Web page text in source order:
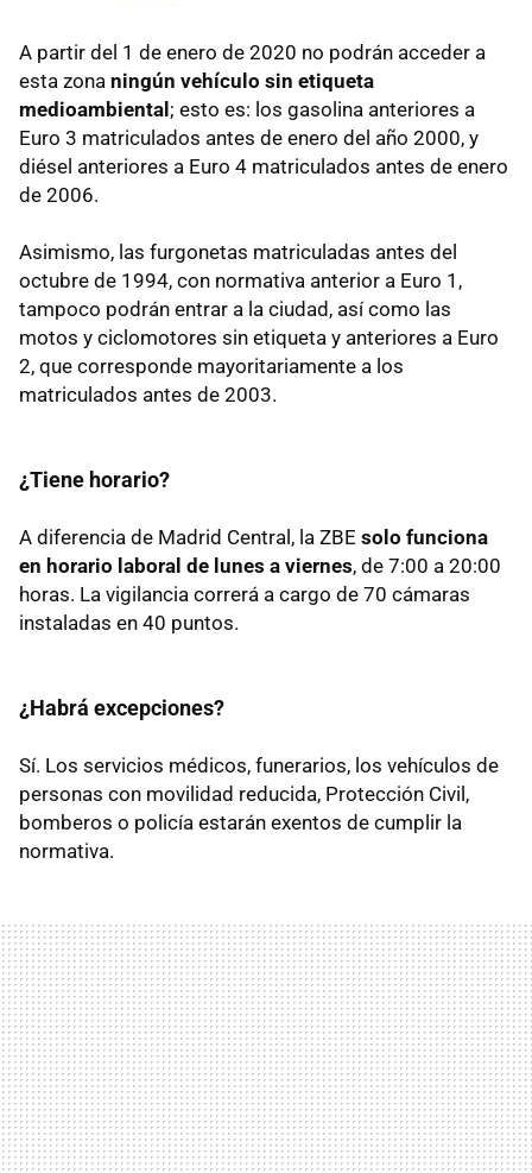
A partir del 1 de enero de 2020 no podrán acceder a
esta zona ningún vehículo sin etiqueta
medioambiental ; esto es: los gasolina anteriores a
Euro 3 matriculados antes de enero del año 2000, y
diésel anteriores a Euro 4 matriculados antes de enero
de 2006.
Asimismo, las furgonetas matriculadas antes del
octubre de 1994, con normativa anterior a Euro 1,
tampoco podrán entrar a la ciudad, así como las
motos y ciclomotores sin etiqueta y anteriores a Euro
2, que corresponde mayoritariamente a los
matriculados antes de 2003.
¿Tiene horario?
A diferencia de Madrid Central, la ZBE solo funciona
en horario laboral de lunes a viernes, de 7:00 a 20:00
horas. La vigilancia correrá a cargo de 70 cámaras
instaladas en 40 puntos.
¿Habrá excepciones?
Sí. Los servicios médicos, funerarios, los vehículos de
personas con movilidad reducida, Protección Civil,
bomberos o policía estarán exentos de cumplir la
normativa.